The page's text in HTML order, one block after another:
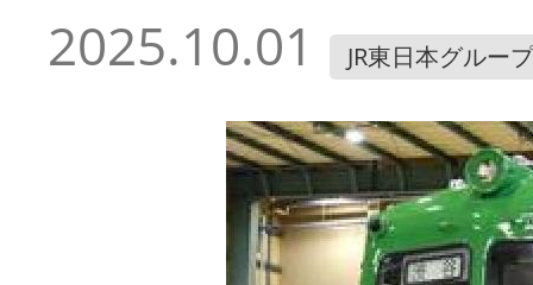
2025.10.01 JR東日本グループ